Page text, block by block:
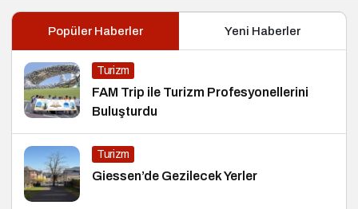
Popüler Haberler Yeni Haberler
Turizm
FAM Trip ile Turizm Profesyonellerini
Buluşturdu
Turizm
Giessen’de Gezilecek Yerler